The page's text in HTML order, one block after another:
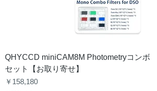
QHYCCD miniCAM8M Photometryコンボ
セット【お取り寄せ】
価格
￥158,180